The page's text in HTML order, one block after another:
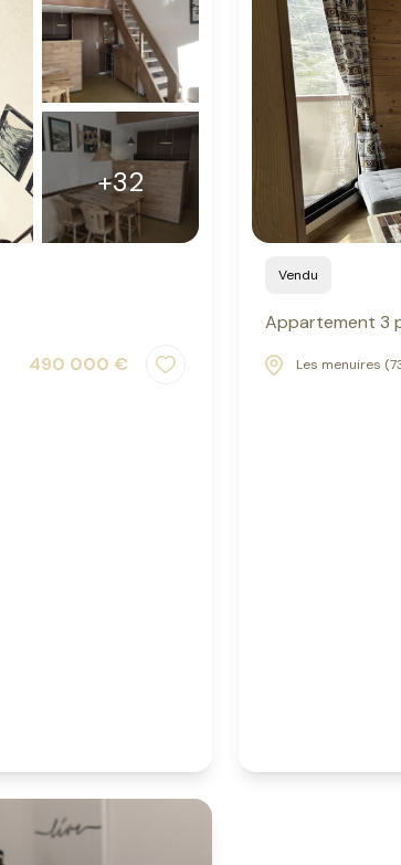
+32
490 000 €
Vendu
Appartement 3
Les menuires